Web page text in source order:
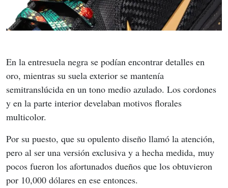
En la entresuela negra se podían encontrar detalles en
oro, mientras su suela exterior se mantenía
semitranslúcida en un tono medio azulado. Los cordones
y en la parte interior develaban motivos florales
multicolor.
Por su puesto, que su opulento diseño llamó la atención,
pero al ser una versión exclusiva y a hecha medida, muy
pocos fueron los afortunados dueños que los obtuvieron
por 10,000 dólares en ese entonces.